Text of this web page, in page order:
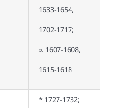
1633-1654,
1702-1717;
∞ 1607-1608,
1615-1618
* 1727-1732;